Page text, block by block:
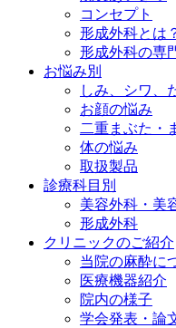
コンセプト
形成外科とは
形成外科の専
お悩み別
しみ、シワ、
お顔の悩み
二重まぶた・
体の悩み
取扱製品
診療科目別
美容外科・美
形成外科
クリニックのご紹介
当院の麻酔に
医療機器紹介
院内の様子
学会発表・論